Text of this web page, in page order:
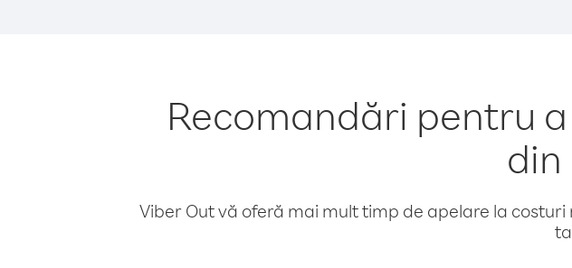
Recomandări pentru
din
Viber Out vă oferă mai mult timp de apelare la